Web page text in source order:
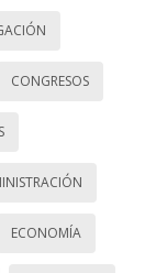
CONGRESOS
ECONOMÍA